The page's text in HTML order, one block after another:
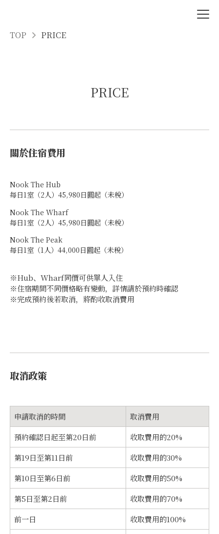
TOP PRICE
PRICE
關於住宿費用
Nook The Hub
每日1室（2人）45,980日圓起（未稅）
Nook The Wharf
每日1室（2人）45,980日圓起（未稅）
Nook The Peak
每日1室（1人）44,000日圓起（未稅）
※Hub、Wharf同價可供單人入住
※住宿期間不同價格略有變動，詳情請於預約時確認
※完成預約後若取消，將酌收取消費用
取消政策
申請取消的時間
取消費用
預約確認日起至第20日前
收取費用的20%
第19日至第11日前
收取費用的30%
第10日至第6日前
收取費用的50%
第5日至第2日前
收取費用的70%
前一日
收取費用的100%